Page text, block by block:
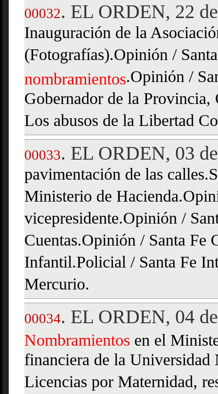
00032. EL ORDEN, 22
Inauguración de la
(Fotografías).Opinión /
nombramientos.Opinión /
Gobernador de la
Los abusos de la Libertad
00033. EL ORDEN, 03
pavimentación de las
Ministerio de
vicepresidente.Opinión /
Cuentas.Opinión / Santa Fe
Infantil.Policial / Santa Fe
Mercurio.
00034. EL ORDEN, 04
Nombramientos en el
financiera de la
Licencias por Maternidad,